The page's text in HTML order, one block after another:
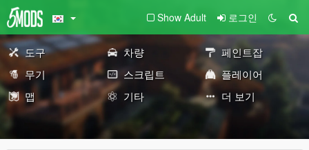
Show Adult 로그인
도구 차량
페인트잡
무기
스크립트
플레이어
맵
기타 더 보기